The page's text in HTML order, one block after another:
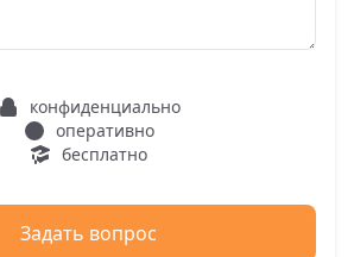
конфиденциально
оперативно
бесплатно
Задать вопрос